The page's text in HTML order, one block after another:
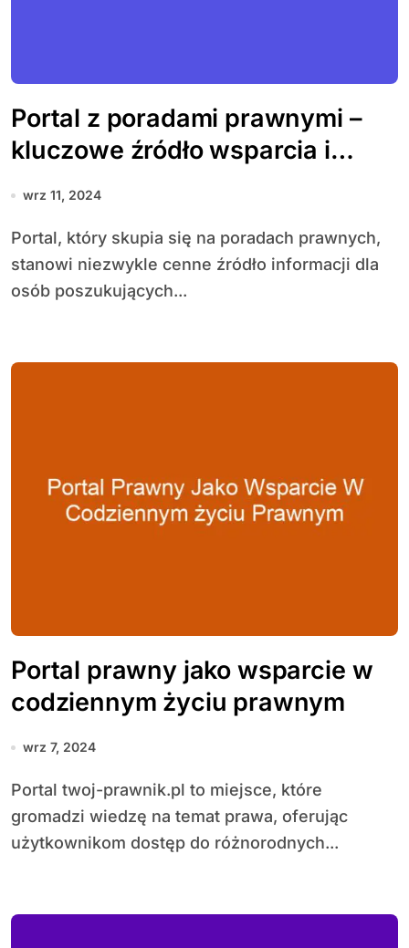
Portal z poradami prawnymi –
kluczowe źródło wsparcia i
wiedzy dla każdego
wrz 11, 2024
Portal, który skupia się na poradach prawnych,
stanowi niezwykle cenne źródło informacji dla
osób poszukujących...
Portal prawny jako wsparcie w
codziennym życiu prawnym
wrz 7, 2024
Portal twoj-prawnik.pl to miejsce, które
gromadzi wiedzę na temat prawa, oferując
użytkownikom dostęp do różnorodnych...